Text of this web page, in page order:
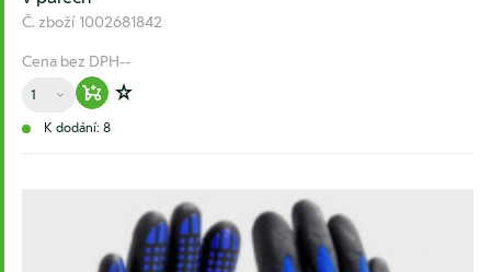
Č. zboží 1002681842
Cena bez DPH--
Množství
Warenkorb hinzufügen
Zur Wunschliste hinzufügen
K dodání: 8